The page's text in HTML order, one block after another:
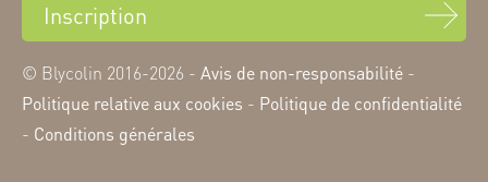
Inscription
© Blycolin 2016-2026 - Avis de non-responsabilité -
Politique relative aux cookies - Politique de confidentialité
- Conditions générales